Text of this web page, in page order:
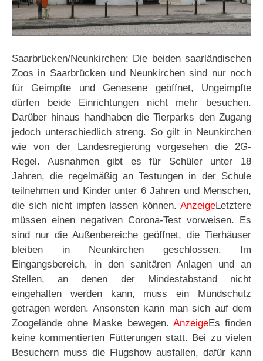
Saarbrücken/Neunkirchen: Die beiden saarländischen
Zoos in Saarbrücken und Neunkirchen sind nur noch
für Geimpfte und Genesene geöffnet, Ungeimpfte
dürfen beide Einrichtungen nicht mehr besuchen.
Darüber hinaus handhaben die Tierparks den Zugang
jedoch unterschiedlich streng. So gilt in Neunkirchen
wie von der Landesregierung vorgesehen die 2G-
Regel. Ausnahmen gibt es für Schüler unter 18
Jahren, die regelmäßig an Testungen in der Schule
teilnehmen und Kinder unter 6 Jahren und Menschen,
die sich nicht impfen lassen können. AnzeigeLetztere
müssen einen negativen Corona-Test vorweisen. Es
sind nur die Außenbereiche geöffnet, die Tierhäuser
bleiben in Neunkirchen geschlossen. Im
Eingangsbereich, in den sanitären Anlagen und an
Stellen, an denen der Mindestabstand nicht
eingehalten werden kann, muss ein Mundschutz
getragen werden. Ansonsten kann man sich auf dem
Zoogelände ohne Maske bewegen. AnzeigeEs finden
keine kommentierten Fütterungen statt. Bei zu vielen
Besuchern muss die Flugshow ausfallen, dafür kann